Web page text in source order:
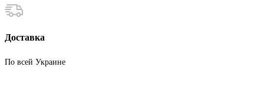
R18
Лето
Доставка
По всей Украине